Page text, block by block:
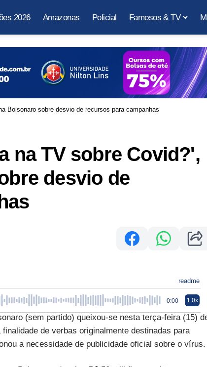
2026 Amazonas Policial Famosos & TV
Bolsonaro sobre desvio de recursos para campanhas
na TV sobre Covid?',
desvio de
readme
0:00 1.0x
(sem partido) queixou-se nesta terça-feira (15)
de verbas originalmente destinadas para
a necessidade de publicidade oficial sobre o vírus.